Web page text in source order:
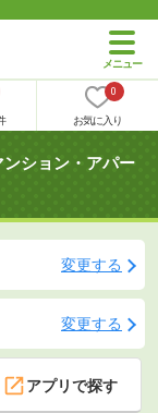
0
お気に入り
ション・アパー
変更する
変更する
アプリで探す